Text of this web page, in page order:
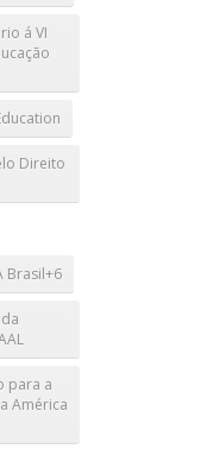
á VI
Direito
Brasil+6
para a
América